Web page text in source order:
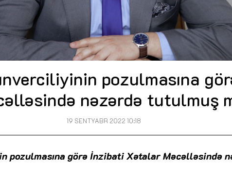
pozulmasına
nəzərdə tutulmuş
19 SENTYABR 2022 10:18
pozulmasına görə İnzibati Xətalar Məcəlləsində
Aydın
təmin